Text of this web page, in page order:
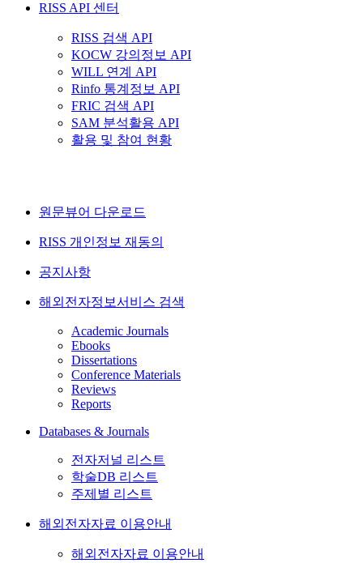
RISS API 센터
RISS 검색 API
KOCW 강의정보 API
WILL 연계 API
Rinfo 통계정보 API
FRIC 검색 API
SAM 분석활용 API
활용 및 참여 현황
원문뷰어 다운로드
RISS 개인정보 재동의
공지사항
해외전자정보서비스 검색
Academic Journals
Ebooks
Dissertations
Conference Materials
Reviews
Reports
Databases & Journals
전자저널 리스트
학술DB 리스트
주제별 리스트
해외전자자료 이용안내
해외전자자료 이용안내